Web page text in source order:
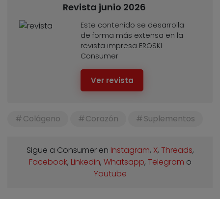
Revista junio 2026
Este contenido se desarrolla
de forma más extensa en la
revista impresa EROSKI
Consumer
Ver revista
Colágeno Corazón Suplementos
Sigue a Consumer en Instagram, X, Threads,
Facebook, Linkedin, Whatsapp, Telegram o
Youtube